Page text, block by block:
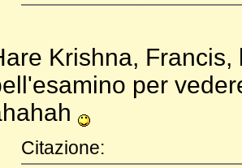
Krishna,
per
Citazione: